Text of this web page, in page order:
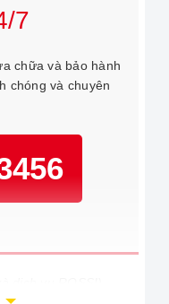
7
chữa và bảo hành
chóng và chuyên